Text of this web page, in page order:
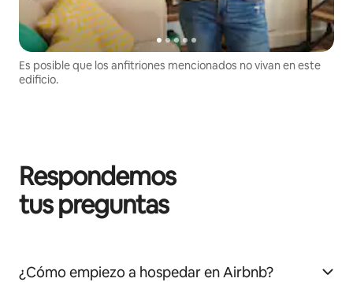
Es posible que los anfitriones mencionados no vivan en este
edificio.
Respondemos
tus preguntas
¿Cómo empiezo a hospedar en Airbnb?